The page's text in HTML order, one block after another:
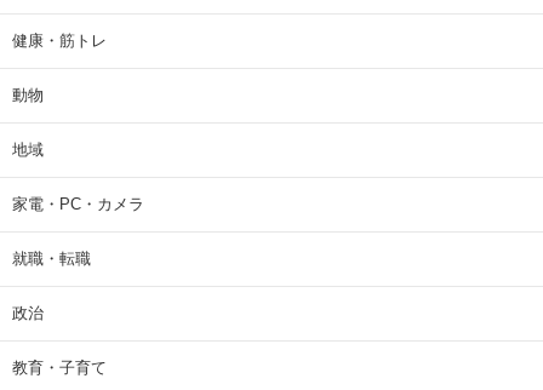
健康・筋トレ
動物
地域
家電・PC・カメラ
就職・転職
政治
教育・子育て